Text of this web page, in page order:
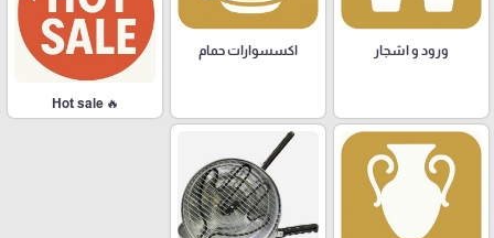
ورود و اشجار اكسسوارات حمام
🔥 Hot sale